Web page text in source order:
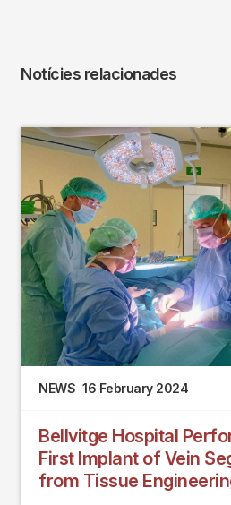
Notícies relacionades
NEWS 16 February 2024
Bellvitge Hospital
First Implant of Vein
from Tissue